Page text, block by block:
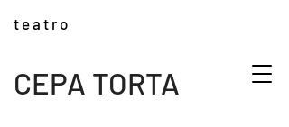
CEPA TORTA
t e a t r o